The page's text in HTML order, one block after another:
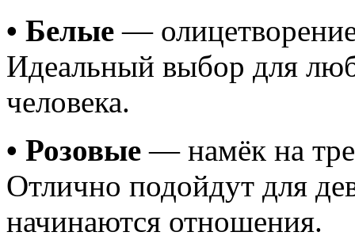
• Белые —
Идеальный выбор для
человека.
• Розовые — намёк на
Отлично подойдут для
начинаются отношения.